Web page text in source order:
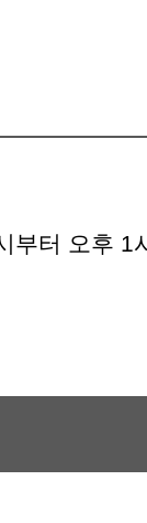
부터 오후 1